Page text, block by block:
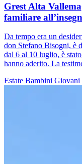
Grest Alta
familiare
Da tempo era un
don Stefano Bisogni, è
dal 6 al 10 luglio, è
hanno aderito. La
Estate Bambini Giovani